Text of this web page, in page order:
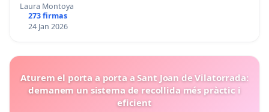
Laura Montoya
273 firmas
24 Jan 2026
Aturem el porta a porta a Sant Joan de Vilatorrada:
demanem un sistema de recollida més pràctic i
eficient